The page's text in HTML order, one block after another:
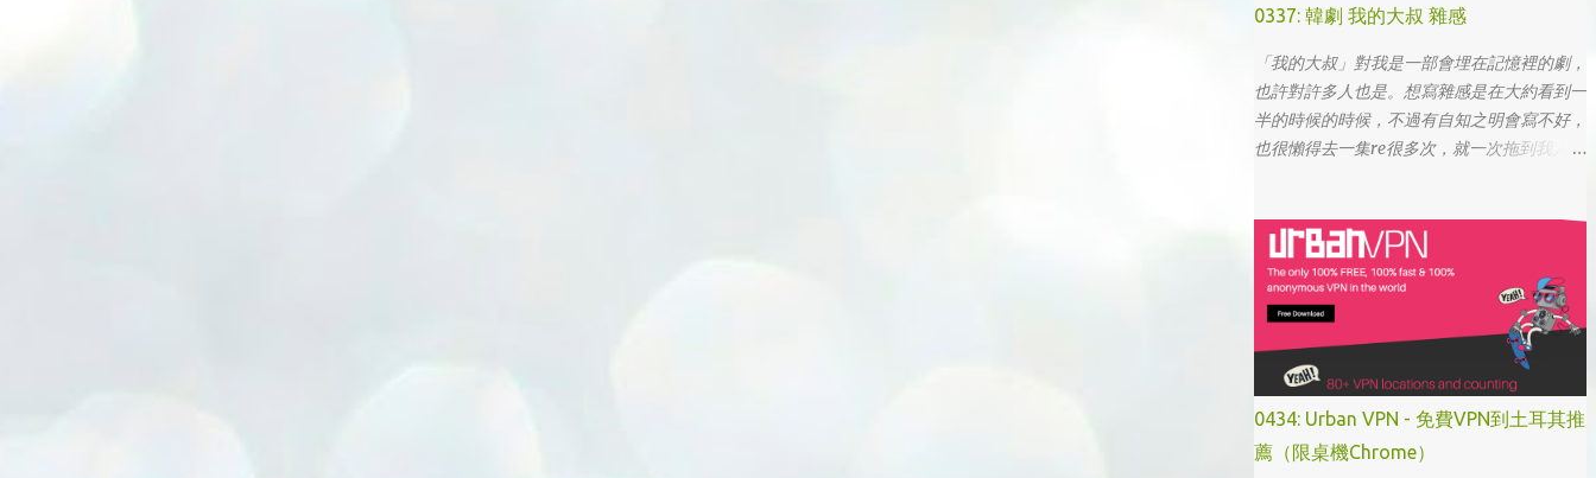
0337: 韓劇 我的大叔 雜感
「我的大叔」對我是一部會埋在記憶裡的劇，
也許對許多人也是。想寫雜感是在大約看到一
半的時候的時候，不過有自知之明會寫不好，
也很懶得去一集re很多次，就一次拖到我人生
的，想說該不會為了要創造話題，所以硬拍一
部老少配的題材吧。加上男女主角都不認識，
所以一直到播出了三、四集開始好評不斷，加
上面臨了美、日、韓劇的劇荒，個人又特愛喪
劇，我硬是在找出來看了一次…。 不得不說，
開頭的辦公室場景，打昆蟲的的情節和打在代
表頭上奇異動畫，讓我以為這是次世代的搞笑
辦公室劇。第一集看完的時候，說真的還真不
知道這部劇集要表達什麼 - 因為開頭讓我覺得
0434: Urban VPN - 免費VPN到土耳其推
薦（限桌機Chrome）